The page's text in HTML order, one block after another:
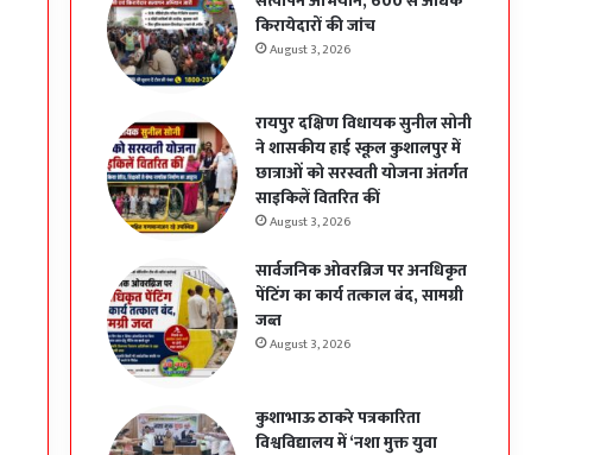
किरायेदारों की जांच
August 3, 2026
रायपुर दक्षिण विधायक सुनील सोनी
ने शासकीय हाई स्कूल कुशालपुर में
छात्राओं को सरस्वती योजना अंतर्गत
साइकिलें वितरित कीं
August 3, 2026
सार्वजनिक ओवरब्रिज पर अनधिकृत
पेंटिंग का कार्य तत्काल बंद, सामग्री
जब्त
August 3, 2026
कुशाभाऊ ठाकरे पत्रकारिता
विश्वविद्यालय में ‘नशा मुक्त युवा